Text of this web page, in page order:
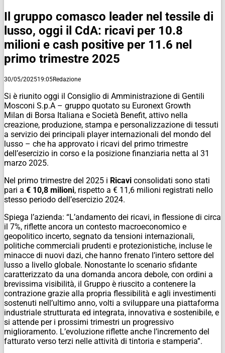
Il gruppo comasco leader nel tessile di
lusso, oggi il CdA: ricavi per 10.8
milioni e cash positive per 11.6 nel
primo trimestre 2025
30/05/202519:05Redazione
Si è riunito oggi il Consiglio di Amministrazione di Gentili
Mosconi S.p.A – gruppo quotato su Euronext Growth
Milan di Borsa Italiana e Società Benefit, attivo nella
creazione, produzione, stampa e personalizzazione di tessuti
a servizio dei principali player internazionali del mondo del
lusso – che ha approvato i ricavi del primo trimestre
dell’esercizio in corso e la posizione finanziaria netta al 31
marzo 2025.
Nel primo trimestre del 2025 i Ricavi consolidati sono stati
pari a € 10,8 milioni, rispetto a € 11,6 milioni registrati nello
stesso periodo dell’esercizio 2024.
Spiega l’azienda: “L’andamento dei ricavi, in flessione di circa
il 7%, riflette ancora un contesto macroeconomico e
geopolitico incerto, segnato da tensioni internazionali,
politiche commerciali prudenti e protezionistiche, incluse le
minacce di nuovi dazi, che hanno frenato l’intero settore del
lusso a livello globale. Nonostante lo scenario sfidante
caratterizzato da una domanda ancora debole, con ordini a
brevissima visibilità, il Gruppo è riuscito a contenere la
contrazione grazie alla propria flessibilità e agli investimenti
sostenuti nell’ultimo anno, volti a sviluppare una piattaforma
industriale strutturata ed integrata, innovativa e sostenibile, e
si attende per i prossimi trimestri un progressivo
miglioramento. L’evoluzione riflette anche l’incremento del
fatturato verso terzi nelle attività di tintoria e stamperia”.